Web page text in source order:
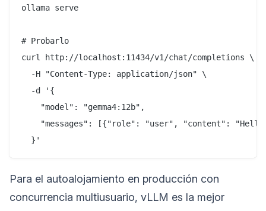
ollama serve
# Probarlo
curl http://localhost:11434/v1/chat/completions \
  -H "Content-Type: application/json" \
  -d '{
    "model": "gemma4:12b",
"messages": [{"role": "user", "content":
Para el autoalojamiento en producción con
concurrencia multiusuario, vLLM es la mejor